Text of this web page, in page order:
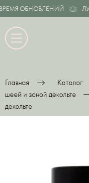
ОБНОВЛЕНИЙ
Главная Каталог
шеей и зоной декольте
декольте